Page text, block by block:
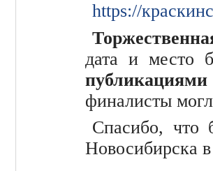
https://
дата и место
публикациями
финалисты
Спасибо, что
Новосибирска